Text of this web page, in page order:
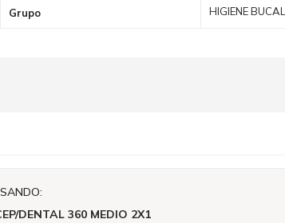
Grupo HIGIENE BUCAL
DENTAL 360 MEDIO 2X1